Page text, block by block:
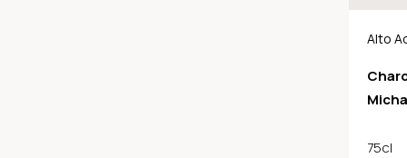
Alto
75cl